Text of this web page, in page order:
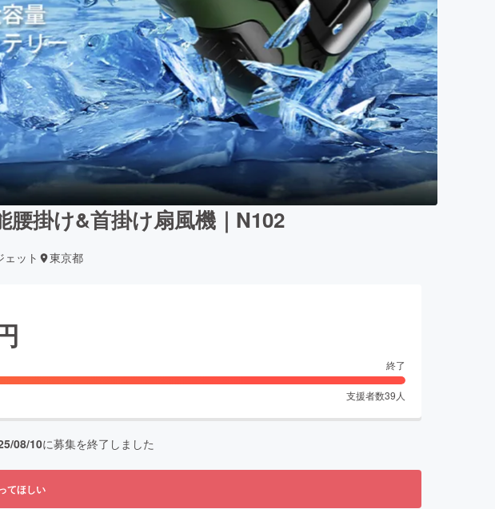
腰掛け&首掛け扇風機｜N102
ット 東京都
終了
支援者数39 人
08/10に募集を終了しました
てほしい